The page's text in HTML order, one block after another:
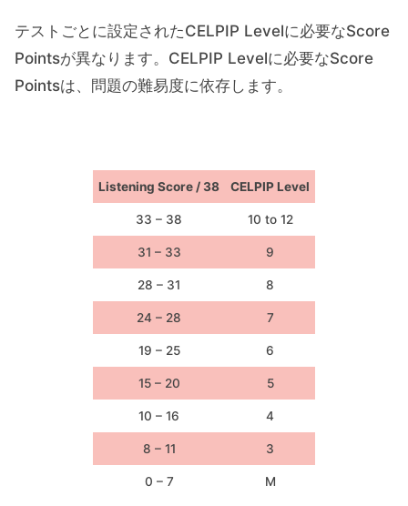
テストごとに設定されたCELPIP Levelに必要なScore
Pointsが異なります。CELPIP Levelに必要なScore
Pointsは、問題の難易度に依存します。
Listening Score / 38 CELPIP Level
33 – 38 10 to 12
31 – 33 9
28 – 31 8
24 – 28 7
19 – 25 6
15 – 20 5
10 – 16 4
8 – 11 3
0 – 7 M